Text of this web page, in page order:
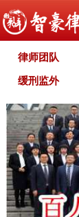
律师团队
缓刑监外
职务犯罪
智豪文化
刑罚种类
法律援助
辩护词集